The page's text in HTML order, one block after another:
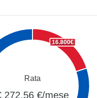
16.800€
Rata
272,56 €/mese